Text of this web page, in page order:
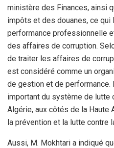
ministère des Finances, ainsi
impôts et des douanes, ce qui
performance professionnelle
des affaires de corruption.
de traiter les affaires de
est considéré comme un
de gestion et de
important du système de lutte
Algérie, aux côtés de la Haute
la prévention et la lutte contre
Aussi, M. Mokhtari a indiqué